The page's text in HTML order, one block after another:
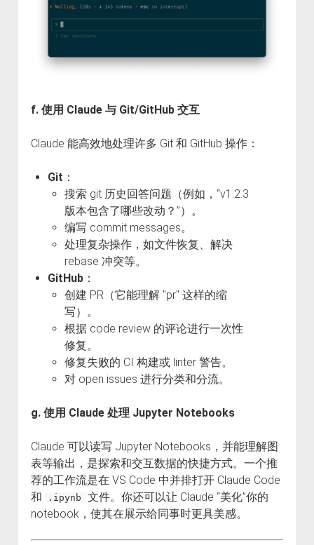
f. 使用 Claude 与 Git/GitHub 交互
Claude 能高效地处理许多 Git 和 GitHub 操作：
Git ：
搜索 git 历史回答问题（例如，“v1.2.3
版本包含了哪些改动？”）。
编写 commit messages。
处理复杂操作，如文件恢复、解决
rebase 冲突等。
GitHub：
创建 PR（它能理解 "pr" 这样的缩
写）。
根据 code review 的评论进行一次性
修复。
修复失败的 CI 构建或 linter 警告。
对 open issues 进行分类和分流。
g. 使用 Claude 处理 Jupyter Notebooks
Claude 可以读写 Jupyter Notebooks，并能理解图
表等输出，是探索和交互数据的快捷方式。一个推
荐的工作流是在 VS Code 中并排打开 Claude Code
和
.ipynb
文件。你还可以让 Claude “美化”你的
notebook，使其在展示给同事时更具美感。